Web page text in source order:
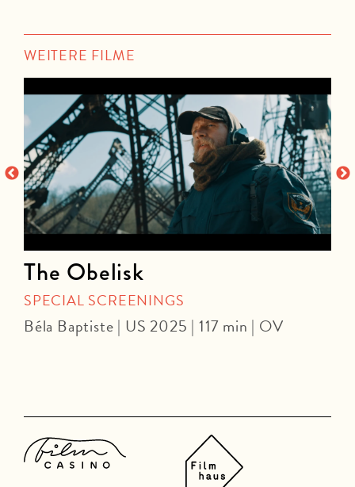
WEITERE FILME
The Obelisk
SPECIAL SCREENINGS
Béla Baptiste | US 2025 | 117 min | OV